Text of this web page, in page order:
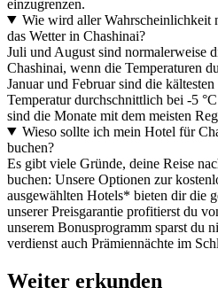
einzugrenzen.
Wie wird aller Wahrscheinlichkeit
das Wetter in Chashinai?
Juli und August sind normalerweise
Chashinai, wenn die Temperaturen
Januar und Februar sind die
Temperatur durchschnittlich bei -5
sind die Monate mit dem meisten
Wieso sollte ich mein Hotel für
buchen?
Es gibt viele Gründe, deine Reise
buchen: Unsere Optionen zur
ausgewählten Hotels* bieten dir die
unserer Preisgarantie profitierst du
unserem Bonusprogramm sparst du
verdienst auch Prämiennächte im
Weiter erkunden